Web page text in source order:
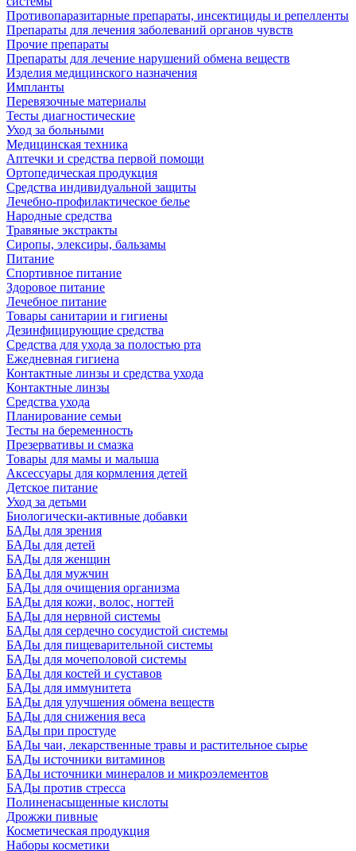
Противопаразитарные препараты, инсектициды и репелленты
Препараты для лечения заболеваний органов чувств
Прочие препараты
Препараты для лечение нарушений обмена веществ
Изделия медицинского назначения
Импланты
Перевязочные материалы
Тесты диагностические
Уход за больными
Медицинская техника
Аптечки и средства первой помощи
Ортопедическая продукция
Средства индивидуальной защиты
Лечебно-профилактическое белье
Народные средства
Травяные экстракты
Сиропы, элексиры, бальзамы
Питание
Спортивное питание
Здоровое питание
Лечебное питание
Товары санитарии и гигиены
Дезинфицирующие средства
Средства для ухода за полостью рта
Ежедневная гигиена
Контактные линзы и средства ухода
Контактные линзы
Средства ухода
Планирование семьи
Тесты на беременность
Презервативы и смазка
Товары для мамы и малыша
Аксессуары для кормления детей
Детское питание
Уход за детьми
Биологически-активные добавки
БАДы для зрения
БАДы для детей
БАДы для женщин
БАДы для мужчин
БАДы для очищения организма
БАДы для кожи, волос, ногтей
БАДы для нервной системы
БАДы для сердечно сосудистой системы
БАДы для пищеварительной системы
БАДы для мочеполовой системы
БАДы для костей и суставов
БАДы для иммунитета
БАДы для улучшения обмена веществ
БАДы для снижения веса
БАДы при простуде
БАДы чаи, лекарственные травы и растительное сырье
БАДы источники витаминов
БАДы источники минералов и микроэлементов
БАДы против стресса
Полиненасыщенные кислоты
Дрожжи пивные
Косметическая продукция
Наборы косметики